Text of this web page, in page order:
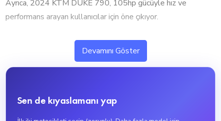
Ayrıca, 2024 KTM DUKE 790, 105hp gücüyle hız ve
performans arayan kullanıcılar için öne çıkıyor.
1. Silindir Hacmi ve Performans
2023 CF MOTO 675 NK ve 2024 KTM DUKE 790, motor
hacimleri açısından birbirine yakın seviyelerde bulunuyor.
performans sunarken, 2023 CF MOTO 675 NK ise 650cc ile
Devamını Göster
Sen de kıyaslamanı yap